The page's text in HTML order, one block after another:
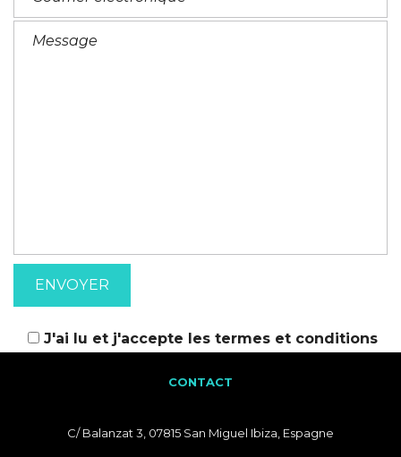
J'ai lu et j'accepte les termes et conditions
CONTACT
C/ Balanzat 3, 07815 San Miguel Ibiza, Espagne